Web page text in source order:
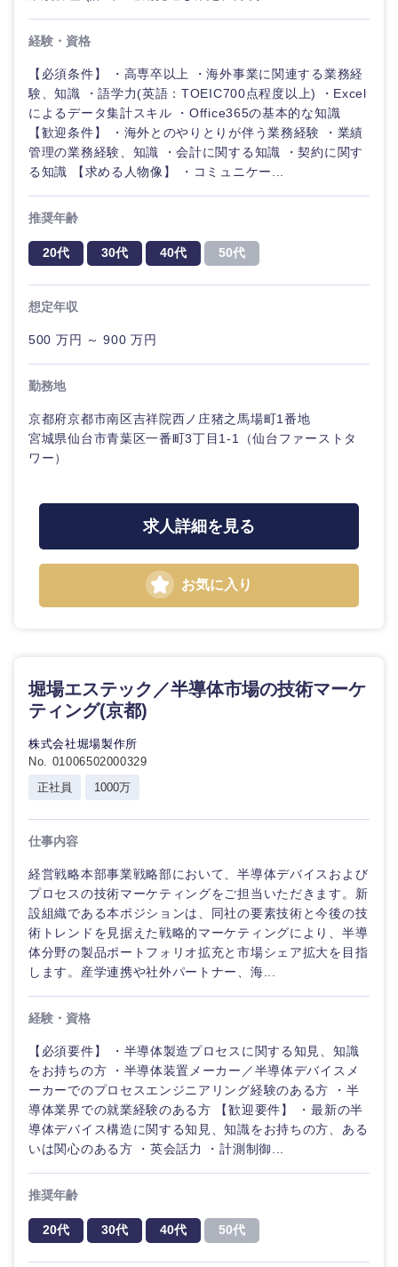
選択する
経験・資格
【必須条件】 ・高専卒以上 ・海外事業に関連する業務経
験、知識 ・語学力(英語：TOEIC700点程度以上) ・Excel
によるデータ集計スキル ・Office365の基本的な知識
【歓迎条件】 ・海外とのやりとりが伴う業務経験 ・業績
管理の業務経験、知識 ・会計に関する知識 ・契約に関す
る知識 【求める人物像】 ・コミュニケー...
推奨年齢
20代 30代 40代 50代
想定年収
500 万円 ～ 900 万円
勤務地
京都府京都市南区吉祥院西ノ庄猪之馬場町1番地
宮城県仙台市青葉区一番町3丁目1-1（仙台ファーストタ
ワー）
求人詳細を見る
お気に入り
堀場エステック／半導体市場の技術マーケ
ティング(京都)
株式会社堀場製作所
No. 01006502000329
正社員
1000万
仕事内容
経営戦略本部事業戦略部において、半導体デバイスおよび
プロセスの技術マーケティングをご担当いただきます。新
設組織である本ポジションは、同社の要素技術と今後の技
術トレンドを見据えた戦略的マーケティングにより、半導
体分野の製品ポートフォリオ拡充と市場シェア拡大を目指
します。産学連携や社外パートナー、海...
経験・資格
【必須要件】 ・半導体製造プロセスに関する知見、知識
をお持ちの方 ・半導体装置メーカー／半導体デバイスメ
ーカーでのプロセスエンジニアリング経験のある方 ・半
導体業界での就業経験のある方 【歓迎要件】 ・最新の半
導体デバイス構造に関する知見、知識をお持ちの方、ある
いは関心のある方 ・英会話力 ・計測制御...
推奨年齢
20代 30代 40代 50代